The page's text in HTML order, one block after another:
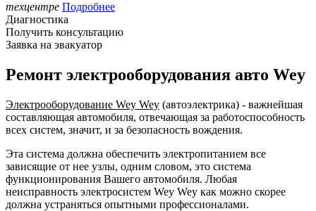
техцентре Подробнее
Диагностика
Получить консультацию
Заявка на эвакуатор
Ремонт электрооборудования авто Wey
Электрооборудование Wey Wey (автоэлектрика) - важнейшая
составляющая автомобиля, отвечающая за работоспособность
всех систем, значит, и за безопасность вождения.
Эта система должна обеспечить электропитанием все
зависящие от нее узлы, одним словом, это система
функционирования Вашего автомобиля. Любая
неисправность электросистем Wey Wey как можно скорее
должна устраняться опытными профессионалами.